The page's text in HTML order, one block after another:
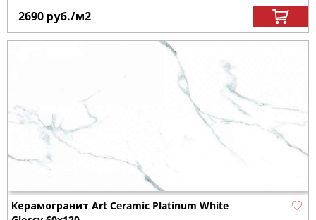
2690 руб./м2
Керамогранит Art Ceramic Platinum White